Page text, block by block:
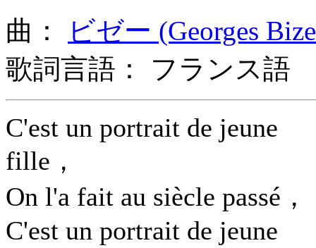
曲：
ビゼー (Georges
歌詞言語： フランス語
C'est un portrait de jeune
fille，
On l'a fait au siècle passé，
C'est un portrait de jeune